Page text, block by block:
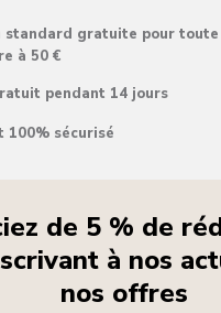
standard gratuite pour toute
à 50 €
pendant 14 jours
100% sécurisé
de 5 % de
à nos
nos offres